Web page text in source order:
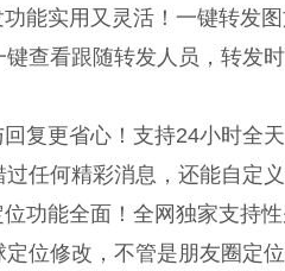
能实用又灵活！一键转发
查看跟随转发人员，转发
复更省心！支持24小时全
任何精彩消息，还能自定
功能全面！全网独家支持
位修改，不管是朋友圈定